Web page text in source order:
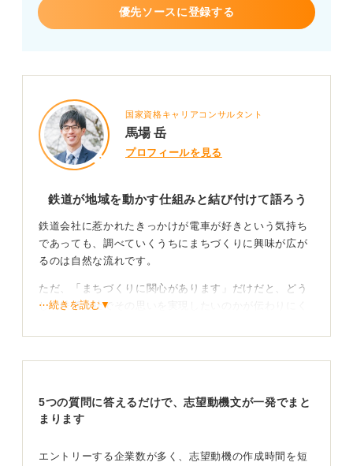
優先ソースに登録する
国家資格キャリアコンサルタント
馬場 岳
プロフィールを見る
鉄道が地域を動かす仕組みと結び付けて語ろう
鉄道会社に惹かれたきっかけが電車が好きという気持ち
であっても、調べていくうちにまちづくりに興味が広が
るのは自然な流れです。
ただ、「まちづくりに関心があります」だけだと、どう
して鉄道会社でその思いを実現したいのかが伝わりにく
身近な駅や地域の変化を手がかりに鉄道が与える影
⋯続きを読む▼
5つの質問に答えるだけで、志望動機文が一発でまと
まります
エントリーする企業数が多く、志望動機の作成時間を短